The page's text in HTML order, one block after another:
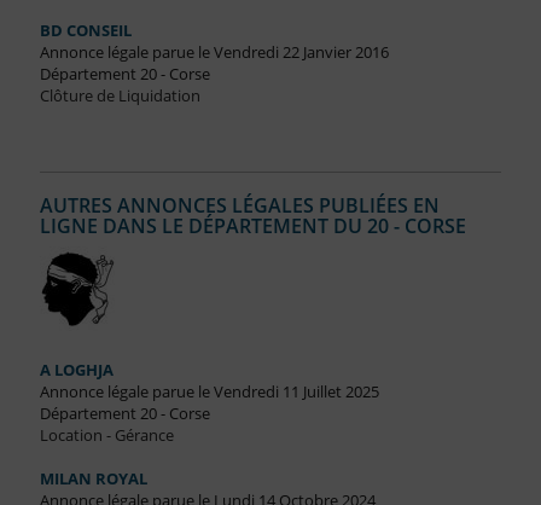
BD CONSEIL
Annonce légale parue le Vendredi 22 Janvier 2016
Département 20 - Corse
Clôture de Liquidation
AUTRES ANNONCES LÉGALES PUBLIÉES EN
LIGNE DANS LE DÉPARTEMENT DU 20 - CORSE
A LOGHJA
Annonce légale parue le Vendredi 11 Juillet 2025
Département 20 - Corse
Location - Gérance
MILAN ROYAL
Annonce légale parue le Lundi 14 Octobre 2024